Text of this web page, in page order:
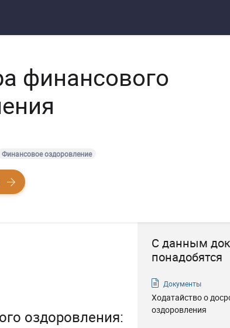
финансового
Финансовое оздоровление
оздоровления:
С данным
понадобятся
Документы
Ходатайство о
оздоровления